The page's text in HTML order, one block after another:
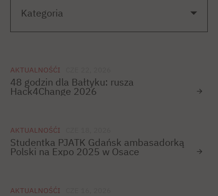
AKTUALNOŚĆI
48 godzin dla Bałtyku: rusza
Hack4Change 2026
AKTUALNOŚĆI
Studentka PJATK Gdańsk ambasadorką
Polski na Expo 2025 w Osace
AKTUALNOŚĆI